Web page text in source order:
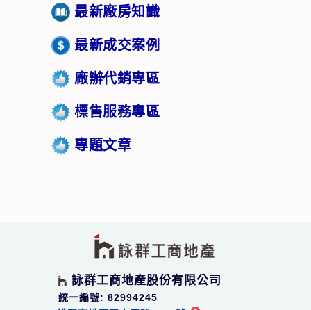
最新廠房知識
最新成交案例
廠辦代銷專區
標售服務專區
專題文章
詠群工商地產股份有限公司
統一編號: 82994245